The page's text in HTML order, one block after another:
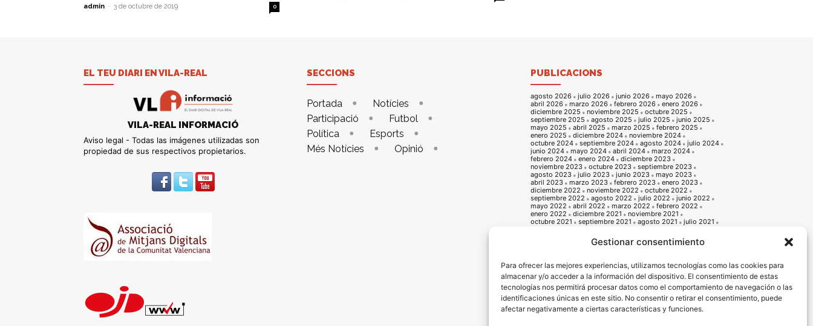
Gestionar consentimiento
Para ofrecer las mejores experiencias, utilizamos tecnologías como las cookies para
almacenar y/o acceder a la información del dispositivo. El consentimiento de estas
tecnologías nos permitirá procesar datos como el comportamiento de navegación o las
identificaciones únicas en este sitio. No consentir o retirar el consentimiento, puede
afectar negativamente a ciertas características y funciones.
admin - 3 de octubre de 2019 0
EL TEU DIARI EN VILA-REAL
VILA-REAL INFORMACIÓ
Aviso legal - Todas las imágenes utilizadas son
propiedad de sus respectivos propietarios.
SECCIONS
Portada
Notícies
Participació
Futbol
Política
Esports
Més Notícies
Opinió
PUBLICACIONS
agosto 2026 julio 2026 junio 2026
mayo 2026
abril 2026
marzo 2026 febrero 2026
enero 2026
diciembre 2025
noviembre 2025
octubre 2025
septiembre 2025
agosto 2025 julio 2025
junio 2025
mayo 2025
abril 2025 marzo 2025
febrero 2025
enero 2025
diciembre 2024
noviembre 2024
octubre 2024
septiembre 2024 agosto 2024
julio 2024
junio 2024
mayo 2024 abril 2024
marzo 2024
febrero 2024
enero 2024
diciembre 2023
noviembre 2023
octubre 2023
septiembre 2023
agosto 2023
julio 2023 junio 2023
mayo 2023
abril 2023
marzo 2023 febrero 2023
enero 2023
diciembre 2022
noviembre 2022
octubre 2022
septiembre 2022
agosto 2022 julio 2022
junio 2022
mayo 2022
abril 2022 marzo 2022
febrero 2022
enero 2022
diciembre 2021
noviembre 2021
octubre 2021
septiembre 2021 agosto 2021
julio 2021
enero 2021
octubre 2020
septiembre 2020
diciembre 2019
noviembre 2019
octubre 2019
septiembre 2019
agosto 2019 julio 2019
junio 2019
mayo 2019
abril 2019 marzo 2019
febrero 2019
enero 2019
diciembre 2018
noviembre 2018
octubre 2018
septiembre 2018 agosto 2018
julio 2018
junio 2018
mayo 2018 abril 2018
marzo 2018
febrero 2018
diciembre 2017